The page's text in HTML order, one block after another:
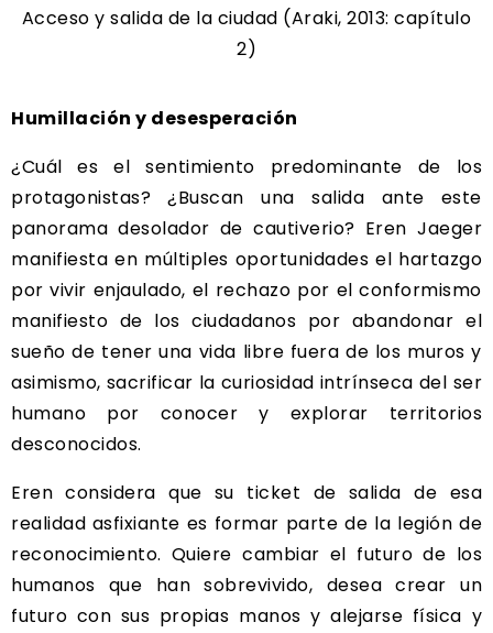
Acceso y salida de la ciudad (Araki, 2013: capítulo
2)
Humillación y desesperación
¿Cuál es el sentimiento predominante de los
protagonistas? ¿Buscan una salida ante este
panorama desolador de cautiverio? Eren Jaeger
manifiesta en múltiples oportunidades el hartazgo
por vivir enjaulado, el rechazo por el conformismo
manifiesto de los ciudadanos por abandonar el
sueño de tener una vida libre fuera de los muros y
asimismo, sacrificar la curiosidad intrínseca del ser
humano por conocer y explorar territorios
desconocidos.
Eren considera que su ticket de salida de esa
realidad asfixiante es formar parte de la legión de
reconocimiento. Quiere cambiar el futuro de los
humanos que han sobrevivido, desea crear un
futuro con sus propias manos y alejarse física y